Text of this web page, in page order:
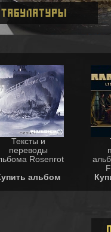
Тексты и
переводы
Rosenrot
альбом